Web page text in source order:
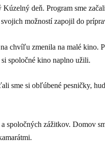
deň. Program sme
možností zapojil do
chvíľu zmenila na malé kino.
spoločné kino naplno užili.
sme si obľúbené pesničky,
spoločných zážitkov. Domov